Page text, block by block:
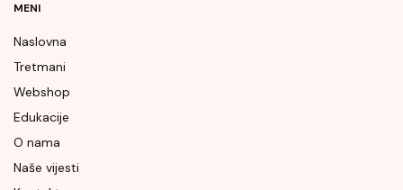
MENI
Naslovna
Tretmani
Webshop
Edukacije
O nama
Naše vijesti